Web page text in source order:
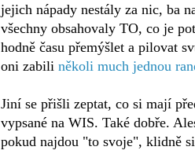
jejich nápady nestály za nic, ba
všechny obsahovaly TO, co je
hodně času přemýšlet a pilovat
oni zabili několi much jednou
Jiní se přišli zeptat, co si mají
vypsané na WIS. Také dobře.
pokud najdou "to svoje", klidně